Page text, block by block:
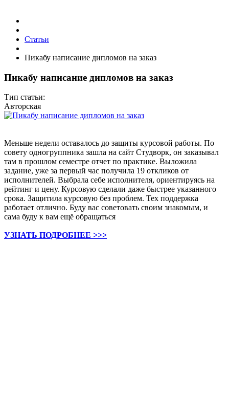
Статьи
Пикабу написание дипломов на заказ
Пикабу написание дипломов на заказ
Тип статьи:
Авторская
Меньше недели оставалось до защиты курсовой работы. По
совету одногруппника зашла на сайт Студворк, он заказывал
там в прошлом семестре отчет по практике. Выложила
задание, уже за первый час получила 19 откликов от
исполнителей. Выбрала себе исполнителя, ориентируясь на
рейтинг и цену. Курсовую сделали даже быстрее указанного
срока. Защитила курсовую без проблем. Тех поддержка
работает отлично. Буду вас советовать своим знакомым, и
сама буду к вам ещё обращаться
УЗНАТЬ ПОДРОБНЕЕ >>>